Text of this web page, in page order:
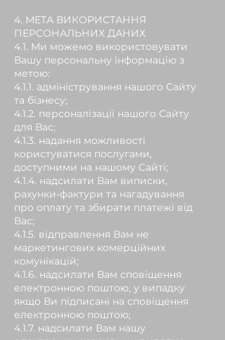
4. МЕТА ВИКОРИСТАННЯ
ПЕРСОНАЛЬНИХ ДАНИХ
4.1. Ми можемо використовувати
Вашу персональну інформацію з
метою:
4.1.1. адміністрування нашого Сайту
та бізнесу;
4.1.2. персоналізації нашого Сайту
для Вас;
4.1.3. надання можливості
користуватися послугами,
доступними на нашому Сайті;
4.1.4. надсилати Вам виписки,
рахунки-фактури та нагадування
про оплату та збирати платежі від
Вас;
4.1.5. відправлення Вам не
маркетингових комерційних
комунікацій;
4.1.6. надсилати Вам сповіщення
електронною поштою, у випадку
якщо Ви підписані на сповіщення
електронною поштою;
4.1.7. надсилати Вам нашу